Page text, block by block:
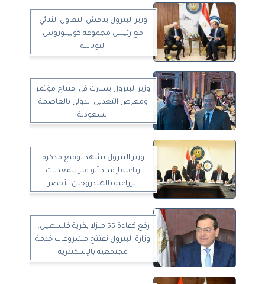
وزير البترول يناقش التعاون الثنائي
مع رئيس مجموعة كوبيلوزوس
اليونانية
وزير البترول يشارك في افتتاح مؤتمر
ومعرض التعدين الدولي بالعاصمة
السعودية
وزير البترول يشهد توقيع مذكرة
رباعية لإمداد أبو قير للمغذيات
الزراعية بالهيدروجين الأخضر
رفع كفاءة 55 منزلا بقرية فلسطين..
وزارة البترول تفتتح مشروعات خدمة
مجتمعية بالإسكندرية